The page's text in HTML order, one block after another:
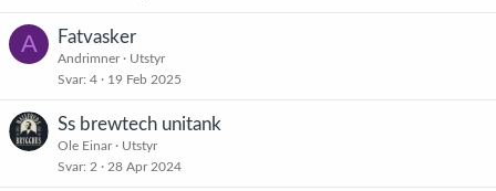
A Fatvasker
Andrimner
Utstyr
Svar 4 19 Feb 2025
Ss brewtech unitank
Ole Einar
Utstyr
Svar 2 28 Apr 2024